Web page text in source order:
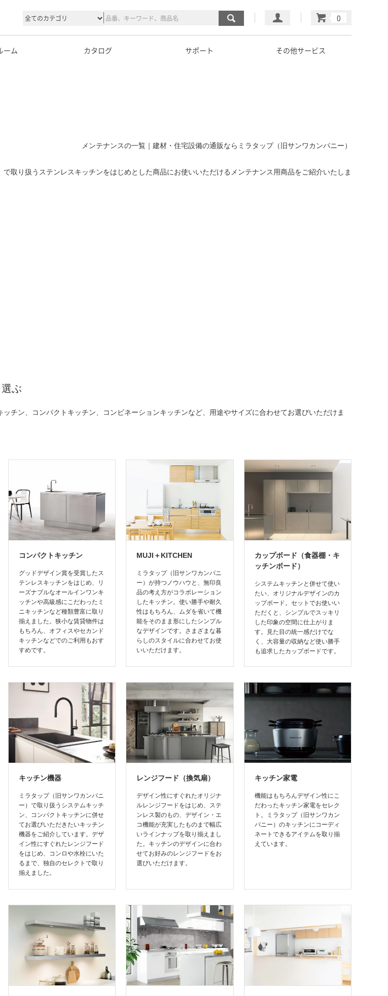
マイページ
カート
ーム カタログ サポート その他サービス
メンテナンスの一覧｜建材・住宅設備の通販ならミラタップ（旧サンワカンパニー）
で取り扱うステンレスキッチンをはじめとした商品にお使いいただけるメンテナンス用商品をご紹介いたしま
ぶ
チン、コンパクトキッチン、コンビネーションキッチンなど、用途やサイズに合わせてお選びいただけま
コンパクトキッチン
グッドデザイン賞を受賞したス
テンレスキッチンをはじめ、リ
ーズナブルなオールインワンキ
ッチンや高級感にこだわったミ
ニキッチンなど種類豊富に取り
揃えました。狭小な賃貸物件は
もちろん、オフィスやセカンド
キッチンなどでのご利用もおす
すめです。
MUJI＋KITCHEN
ミラタップ（旧サンワカンパニ
ー）が持つノウハウと、無印良
品の考え方がコラボレーション
したキッチン。使い勝手や耐久
性はもちろん、ムダを省いて機
能をそのまま形にしたシンプル
なデザインです。さまざまな暮
らしのスタイルに合わせてお使
いいただけます。
カップボード（食器棚・キ
ッチンボード）
システムキッチンと併せて使い
たい、オリジナルデザインのカ
ップボード。セットでお使いい
ただくと、シンプルでスッキリ
した印象の空間に仕上がりま
す。見た目の統一感だけでな
く、大容量の収納など使い勝手
も追求したカップボードです。
キッチン機器
ミラタップ（旧サンワカンパニ
ー）で取り扱うシステムキッチ
ン、コンパクトキッチンに併せ
てお選びいただきたいキッチン
機器をご紹介しています。デザ
イン性にすぐれたレンジフード
をはじめ、コンロや水栓にいた
るまで、独自のセレクトで取り
揃えました。
レンジフード（換気扇）
デザイン性にすぐれたオリジナ
ルレンジフードをはじめ、ステ
ンレス製のもの、デザイン・エ
コ機能が充実したものまで幅広
いラインナップを取り揃えまし
た。キッチンのデザインに合わ
せてお好みのレンジフードをお
選びいただけます。
キッチン家電
機能はもちろんデザイン性にこ
だわったキッチン家電をセレク
ト。ミラタップ（旧サンワカン
パニー）のキッチンにコーディ
ネートできるアイテムを取り揃
えています。